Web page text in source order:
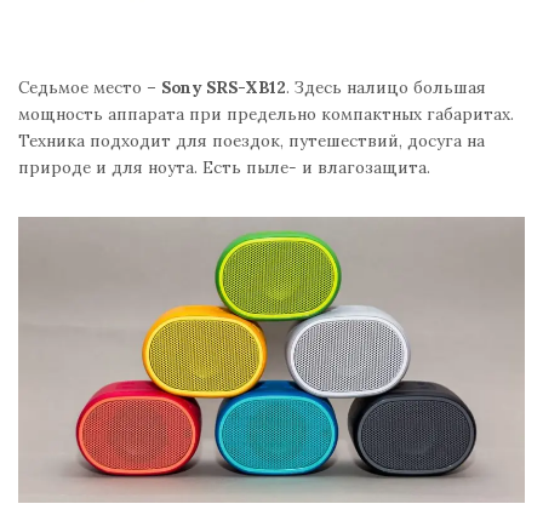
Седьмое место – Sony SRS-XB12. Здесь налицо большая
мощность аппарата при предельно компактных габаритах.
Техника подходит для поездок, путешествий, досуга на
природе и для ноута. Есть пыле- и влагозащита.